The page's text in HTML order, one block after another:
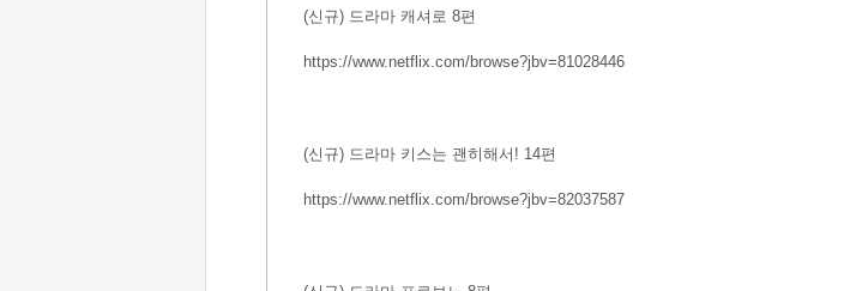
(신규) 드라마 캐셔로 8편
https://www.netflix.com/browse?jbv=81028446
(신규) 드라마 키스는 괜히해서! 14편
https://www.netflix.com/browse?jbv=82037587